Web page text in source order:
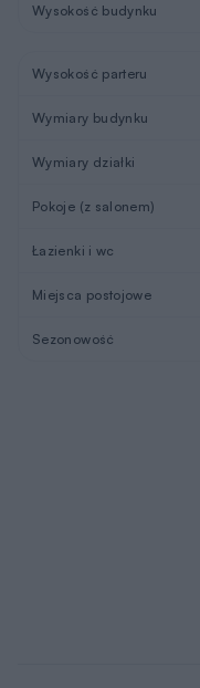
Wysokość budynku
Wysokość parteru
Wymiary budynku
Wymiary działki
Pokoje (z salonem)
Łazienki i wc
Miejsca postojowe
Sezonowość